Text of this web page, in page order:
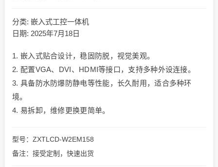
分类: 嵌入式工控一体机
日期: 2025年7月18日
1. 嵌入式贴合设计，稳固防脱，视觉美观。
2. 配置VGA、DVI、HDMI等接口，支持多种外设连接。
3. 具备防水防爆防静电等性能，长久耐用，适合多种环
境。
4. 易拆卸，维修更换更简单。
型号：ZXTLCD-W2EM158
备注：接受定制，快速出货